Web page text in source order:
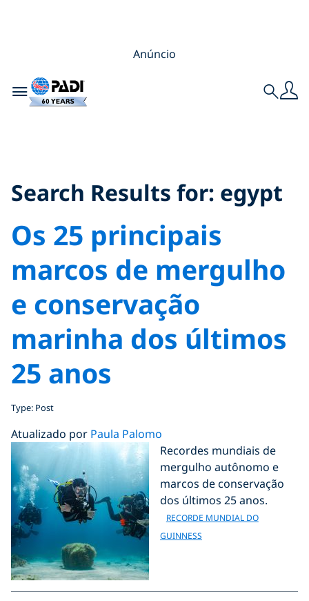
Anúncio
Toggle navigation Search
Search Results for: egypt
Os 25 principais
marcos de mergulho
e conservação
marinha dos últimos
25 anos
Type: Post
Atualizado por Paula Palomo
Recordes mundiais de
mergulho autônomo e
marcos de conservação
dos últimos 25 anos.
RECORDE MUNDIAL DO
GUINNESS